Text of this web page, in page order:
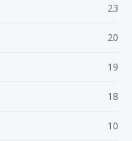
23
20
19
18
10